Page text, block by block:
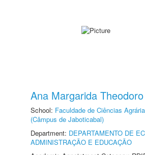
Ana Margarida
School: Faculdade de Ciências
(Câmpus de Jaboticabal)
Department: DEPARTAMENTO DE
ADMINISTRAÇÃO E EDUCAÇÃO